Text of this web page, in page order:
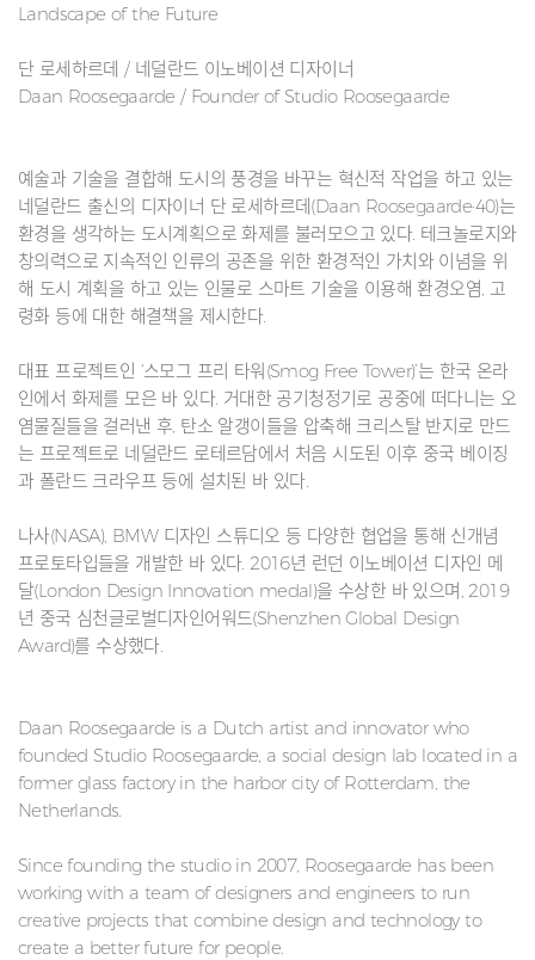
Landscape of the Future
단 로세하르데 / 네덜란드 이노베이션 디자이너
Daan Roosegaarde / Founder of Studio Roosegaarde
예술과 기술을 결합해 도시의 풍경을 바꾸는 혁신적 작업을 하고 있는
네덜란드 출신의 디자이너 단 로세하르데(Daan Roosegaarde·40)는
환경을 생각하는 도시계획으로 화제를 불러모으고 있다. 테크놀로지와
창의력으로 지속적인 인류의 공존을 위한 환경적인 가치와 이념을 위
해 도시 계획을 하고 있는 인물로 스마트 기술을 이용해 환경오염, 고
령화 등에 대한 해결책을 제시한다.
대표 프로젝트인 ‘스모그 프리 타워(Smog Free Tower)’는 한국 온라
인에서 화제를 모은 바 있다. 거대한 공기청정기로 공중에 떠다니는 오
염물질들을 걸러낸 후, 탄소 알갱이들을 압축해 크리스탈 반지로 만드
는 프로젝트로 네덜란드 로테르담에서 처음 시도된 이후 중국 베이징
과 폴란드 크라우프 등에 설치된 바 있다.
나사(NASA), BMW 디자인 스튜디오 등 다양한 협업을 통해 신개념
프로토타입들을 개발한 바 있다. 2016년 런던 이노베이션 디자인 메
달(London Design Innovation medal)을 수상한 바 있으며, 2019
년 중국 심천글로벌디자인어워드(Shenzhen Global Design
Award)를 수상했다.
Daan Roosegaarde is a Dutch artist and innovator who
founded Studio Roosegaarde, a social design lab located in a
former glass factory in the harbor city of Rotterdam, the
Netherlands.
Since founding the studio in 2007, Roosegaarde has been
working with a team of designers and engineers to run
creative projects that combine design and technology to
create a better future for people.